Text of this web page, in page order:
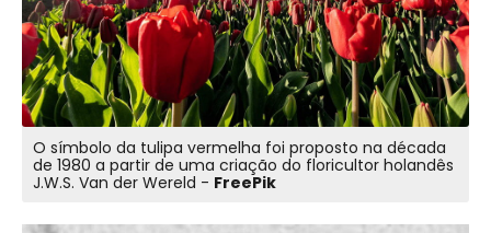
O símbolo da tulipa vermelha foi proposto na década
de 1980 a partir de uma criação do floricultor holandês
J.W.S. Van der Wereld - FreePik